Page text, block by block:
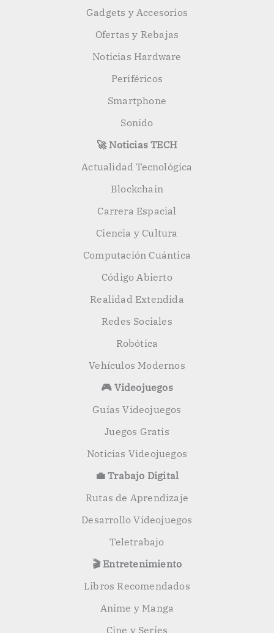
Gadgets y Accesorios
Ofertas y Rebajas
Noticias Hardware
Periféricos
Smartphone
Sonido
🚀 Noticias TECH
Actualidad Tecnológica
Blockchain
Carrera Espacial
Ciencia y Cultura
Computación Cuántica
Código Abierto
Realidad Extendida
Redes Sociales
Robótica
Vehículos Modernos
🎮 Videojuegos
Guías Videojuegos
Juegos Gratis
Noticias Videojuegos
💼 Trabajo Digital
Rutas de Aprendizaje
Desarrollo Videojuegos
Teletrabajo
🎬 Entretenimiento
Libros Recomendados
Anime y Manga
Cine y Series